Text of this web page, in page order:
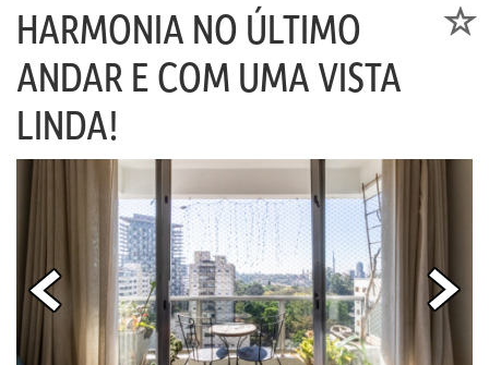
HARMONIA NO ÚLTIMO
ANDAR E COM UMA VISTA
LINDA!